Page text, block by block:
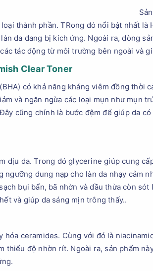
thành phần. TRong đó nổi bật nhất là
da đang bị kích ứng. Ngoài ra, dòng
tác động từ môi trường bên ngoài và
Clear Toner
có khả năng kháng viêm đồng thời
và ngăn ngừa các loại mụn như mụn
cũng chính là bước đệm để giúp da
dịu da. Trong đó glycerine giúp cung
dung nạp cho làn da nhạy cảm
bụi bẩn, bã nhờn và dầu thừa còn sót
và giúp da sáng mịn trông thấy..
hóa ceramides. Cùng với đó là
độ nhờn rít. Ngoài ra, sản phẩm